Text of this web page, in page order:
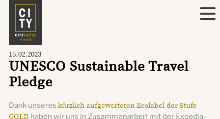
15.02.2023
UNESCO Sustainable Travel
Pledge
Dank unseres kürzlich aufgewerteten Ecolabel der Stufe
GOLD haben wir uns in Zusammenarbeit mit der Expedia-